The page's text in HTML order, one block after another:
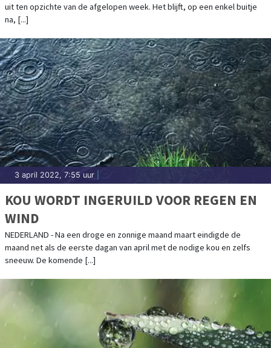
uit ten opzichte van de afgelopen week. Het blijft, op een enkel buitje
na, [...]
3 april 2022, 7:55 uur
KOU WORDT INGERUILD VOOR REGEN EN
WIND
NEDERLAND - Na een droge en zonnige maand maart eindigde de
maand net als de eerste dagan van april met de nodige kou en zelfs
sneeuw. De komende [...]